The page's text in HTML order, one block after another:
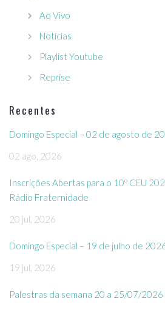
Ao Vivo
Notícias
Playlist Youtube
Reprise
Recentes
Domingo Especial – 02 de agosto de
02 ago, 2026
Inscrições Abertas para o 10º CEU
Rádio Fraternidade
20 jul, 2026
Domingo Especial – 19 de julho de
19 jul, 2026
Palestras da semana 20 a 25/07/2026